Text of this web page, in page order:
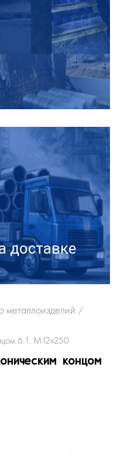
доставке
металлоизделий /
6.1. М12х250
концом